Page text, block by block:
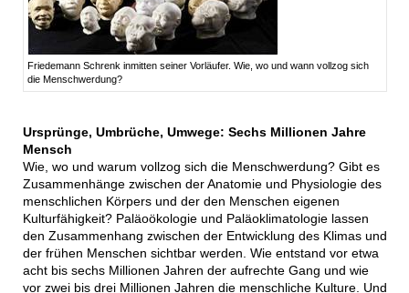
Friedemann Schrenk inmitten seiner Vorläufer. Wie, wo und wann vollzog sich
die Menschwerdung?
Ursprünge, Umbrüche, Umwege: Sechs Millionen Jahre
Mensch
Wie, wo und warum vollzog sich die Menschwerdung? Gibt es
Zusammenhänge zwischen der Anatomie und Physiologie des
menschlichen Körpers und der den Menschen eigenen
Kulturfähigkeit? Paläoökologie und Paläoklimatologie lassen
den Zusammenhang zwischen der Entwicklung des Klimas und
der frühen Menschen sichtbar werden. Wie entstand vor etwa
acht bis sechs Millionen Jahren der aufrechte Gang und wie
vor zwei bis drei Millionen Jahren die menschliche Kulture. Und